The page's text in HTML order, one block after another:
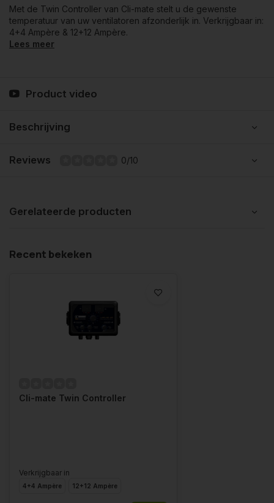
Met de Twin Controller van Cli-mate stelt u de gewenste
temperatuur van uw ventilatoren afzonderlijk in. Verkrijgbaar in:
4+4 Ampère & 12+12 Ampère.
Lees meer
Product video
Beschrijving
Reviews 0/10
Gerelateerde producten
Recent bekeken
Cli-mate Twin Controller
Verkrijgbaar in
4+4 Ampère 12+12 Ampère